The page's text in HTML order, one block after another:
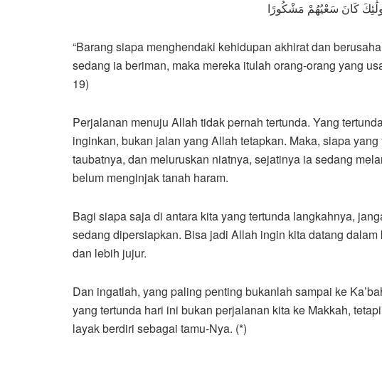
كَانَ سَعْيُهُمْ مَشْكُورًا
“Barang siapa menghendaki kehidupan akhirat dan
sedang ia beriman, maka mereka itulah orang-orang yang
19)
Perjalanan menuju Allah tidak pernah tertunda. Yang
inginkan, bukan jalan yang Allah tetapkan. Maka, siapa
taubatnya, dan meluruskan niatnya, sejatinya ia sedang
belum menginjak tanah haram.
Bagi siapa saja di antara kita yang tertunda langkahnya,
sedang dipersiapkan. Bisa jadi Allah ingin kita datang
dan lebih jujur.
Dan ingatlah, yang paling penting bukanlah sampai ke
yang tertunda hari ini bukan perjalanan kita ke Makkah,
layak berdiri sebagai tamu-Nya. (*)